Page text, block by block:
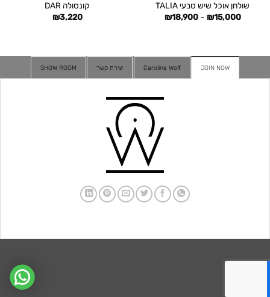
שולחן אוכל שיש טבעי TALIA
₪15,000
–
₪18,900
טווח
קונסולה DAR
₪3,220
JOIN NOW
Caroline Wolf יצירת קשר SHOW ROOM